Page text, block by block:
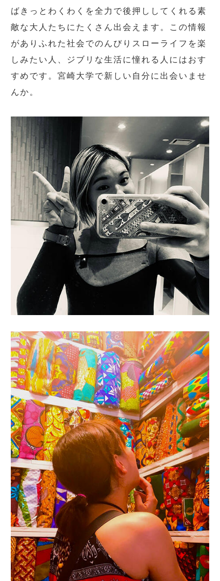
ばきっとわくわくを全力で後押ししてくれる素
敵な大人たちにたくさん出会えます。この情報
がありふれた社会でのんびりスローライフを楽
しみたい人、ジブリな生活に憧れる人にはおす
すめです。宮崎大学で新しい自分に出会いませ
んか。